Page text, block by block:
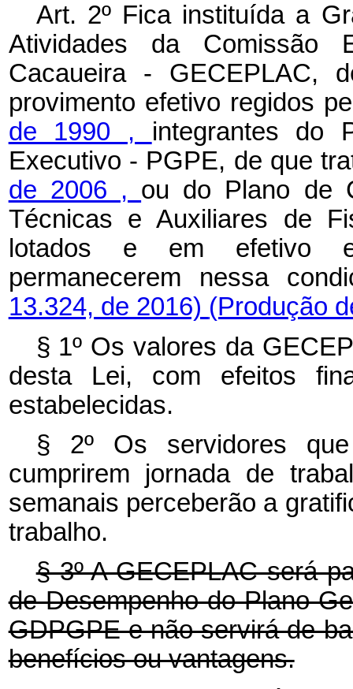
Art. 2º Fica instituída a
Atividades da Comissão
Cacaueira - GECEPLAC,
provimento efetivo regidos
de 1990 , integrantes do
Executivo - PGPE, de que
de 2006 , ou do Plano de
Técnicas e Auxiliares de
lotados e em efetivo
permanecerem nessa
13.324, de 2016) (Produção
§ 1º Os valores da
desta Lei, com efeitos
estabelecidas.
§ 2º Os servidores
cumprirem jornada de
semanais perceberão a
trabalho.
§ 3º A GECEPLAC será
de Desempenho do Plano
GDPGPE e não servirá de
benefícios ou vantagens.